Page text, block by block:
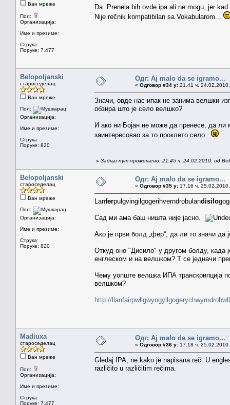
Ван мреже
Пол:
Организација:
Име и презиме:
Струка:
Поруке: 7.477
Da. Prenela bih ovde ipa ali ne mogu, jer
Nije rečnik kompatibilan sa Vokabularom...
Belopoljanski
староседелац
Ван мреже
Пол:
Организација:
Име и презиме:
Струка:
Поруке: 820
Одг: Aj malo da se igramo...
« Одговор #34 у: 21.41 ч.
Значи, овде нас ипак не занима велшки
обзира што је село велшко?
И ако ни Бојан не може да пренесе, да
заинтересовао за то проклето село.
« Задњи пут промењено: 21.45 ч. 24.02.2010. од
Belopoljanski
староседелац
Ван мреже
Пол:
Организација:
Име и презиме:
Струка:
Поруке: 820
Одг: Aj malo da se igramo...
« Одговор #35 у: 17.16 ч.
Lanferpulgvingilgogerihverndrobulandisilo
Сад ми ама баш ништа није јасно.
Ако је први болд „фер“, да ли то значи
Откуд оно "Дисило" у другом болду, када
енглеском и на велшком? Т се једначи
Чему уопште велшка ИПА транскрипција
велшком?
http://
Madiuxa
староседелац
Ван мреже
Пол:
Организација:
Име и презиме:
Струка:
Поруке: 7.477
Одг: Aj malo da se igramo...
« Одговор #36 у: 17.18 ч.
Gledaj IPA, ne kako je napisana reč. U
različito u različitim rečima.